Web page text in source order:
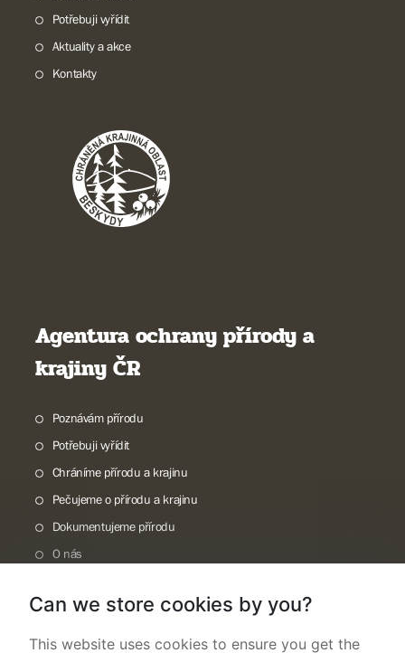
Potřebuji vyřídit
Aktuality a akce
Kontakty
Agentura ochrany přírody a
krajiny ČR
Poznávám přírodu
Potřebuji vyřídit
Chráníme přírodu a krajinu
Pečujeme o přírodu a krajinu
Dokumentujeme přírodu
O nás
Can we store cookies by you?
This website uses cookies to ensure you get the